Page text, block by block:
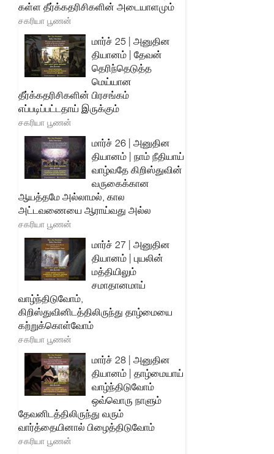
கள்ள தீர்க்கதரிசிகளின் அடையாளமும்
சகரியா பூணன்
மார்ச் 25 | அனுதின
தியானம் | தேவன்
தெரிந்தெடுத்த
மெய்யான
தீர்க்கதரிசிகளின் பிரசங்கம்
எப்படிப்பட்டதாய் இருக்கும்
சகரியா பூணன்
மார்ச் 26 | அனுதின
தியானம் | நாம் நீதியாய்
வாழ்வதே கிறிஸ்துவின்
வருகைக்கான
ஆயத்தமே அல்லாமல், கால
அட்டவணையை ஆராய்வது அல்ல
சகரியா பூணன்
மார்ச் 27 | அனுதின
தியானம் | புயலின்
மத்தியிலும்
சமாதானமாய்
வாழ்ந்திடுவோம்,
கிறிஸ்துவினிடத்திலிருந்து தாழ்மையை
கற்றுக்கொள்வோம்
சகரியா பூணன்
மார்ச் 28 | அனுதின
தியானம் | தாழ்மையாய்
வாழ்ந்திடுவோம்
ஒவ்வொரு நாளும்
தேவனிடத்திலிருந்து வரும்
வார்த்தையினால் பிழைத்திடுவோம்
சகரியா பூணன்